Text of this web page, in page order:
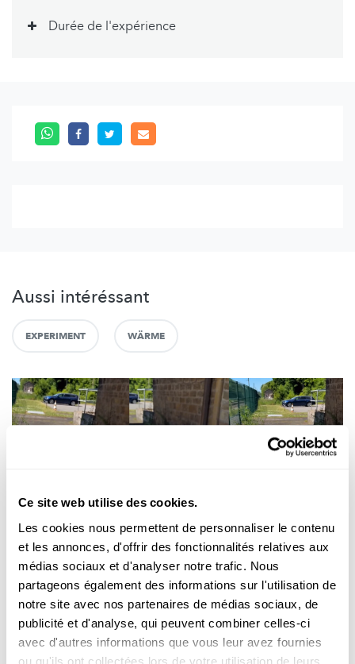
Ce site web utilise des cookies.
Les cookies nous permettent de personnaliser le contenu
et les annonces, d'offrir des fonctionnalités relatives aux
médias sociaux et d'analyser notre trafic. Nous
partageons également des informations sur l'utilisation de
notre site avec nos partenaires de médias sociaux, de
publicité et d'analyse, qui peuvent combiner celles-ci
avec d'autres informations que vous leur avez fournies
ou qu'ils ont collectées lors de votre utilisation de leurs
Durée de l'expérience
Aussi intéréssant
EXPERIMENT WÄRME
Expérimenter
L'ÉNERGIE DU SOLEIL
Quel ballon éclate le plus vite au soleil ?
FNR